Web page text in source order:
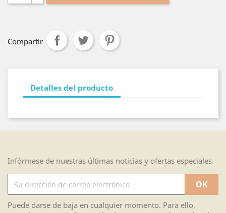
Compartir
Detalles del producto
Infórmese de nuestras últimas noticias y ofertas especiales
Puede darse de baja en cualquier momento. Para ello,